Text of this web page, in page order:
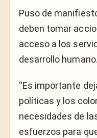
Puso de
deben tomar
acceso a los
desarrollo humano.
“Es importante
políticas y los
necesidades de
esfuerzos para